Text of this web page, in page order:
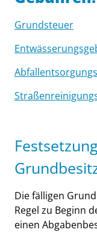
Grundsteuer
Die fälligen
Regel zu Beginn
einen